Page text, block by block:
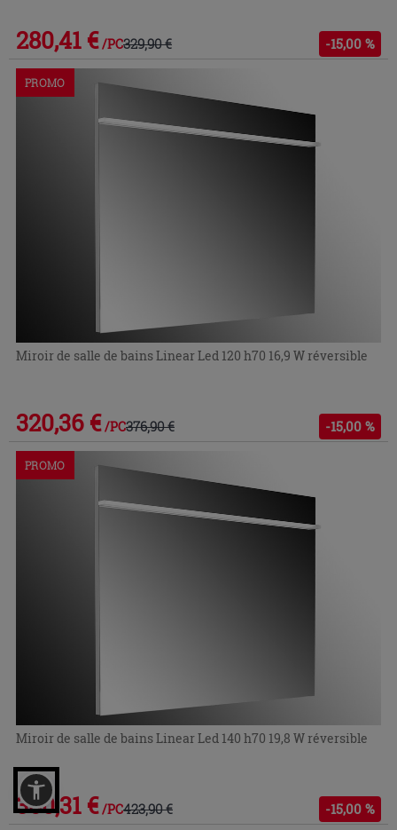
280,41 € /PC329,90 € -15,00 %
PROMO
Miroir de salle de bains Linear Led 120 h70 16,9 W réversible
320,36 € /PC376,90 € -15,00 %
PROMO
Miroir de salle de bains Linear Led 140 h70 19,8 W réversible
360,31 € /PC423,90 € -15,00 %